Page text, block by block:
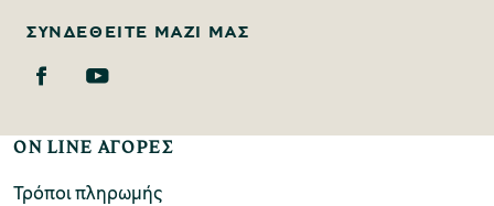
ΣΥΝΔΕΘΕΊΤΕ ΜΑΖΊ ΜΑΣ
ON LINE ΑΓΟΡΕΣ
Τρόποι πληρωμής